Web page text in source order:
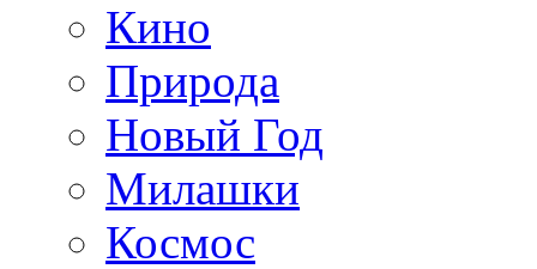
Кино
Природа
Новый Год
Милашки
Космос